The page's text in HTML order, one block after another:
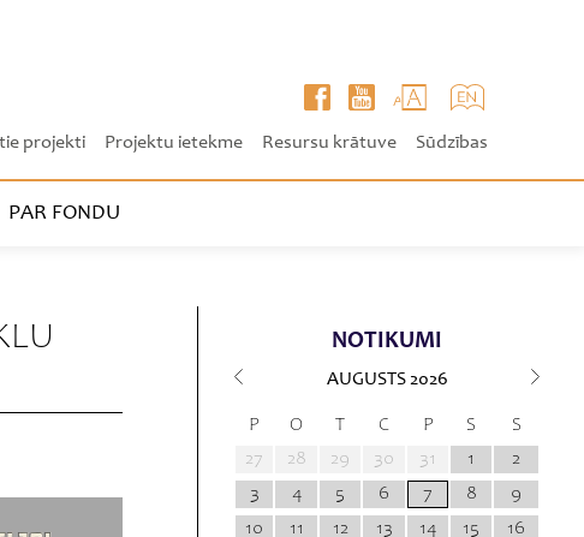
projekti Projektu ietekme Resursu krātuve Sūdzības
PAR FONDU
NOTIKUMI
AUGUSTS 2026
P O T C P S
S
27
28 29 30 31 1
2
3
4 5 6 7 8
9
10
11 12 13 14 15
16